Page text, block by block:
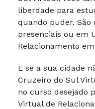
liberdade para
quando puder. São
presenciais ou em
Relacionamento
E se a sua cidade
Cruzeiro do Sul
no curso desejado
Virtual de